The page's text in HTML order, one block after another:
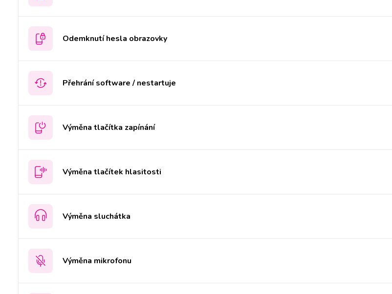
Odemknutí hesla obrazovky
Přehrání software / nestartuje
Výměna tlačítka zapínání
Výměna tlačítek hlasitosti
Výměna sluchátka
Výměna mikrofonu